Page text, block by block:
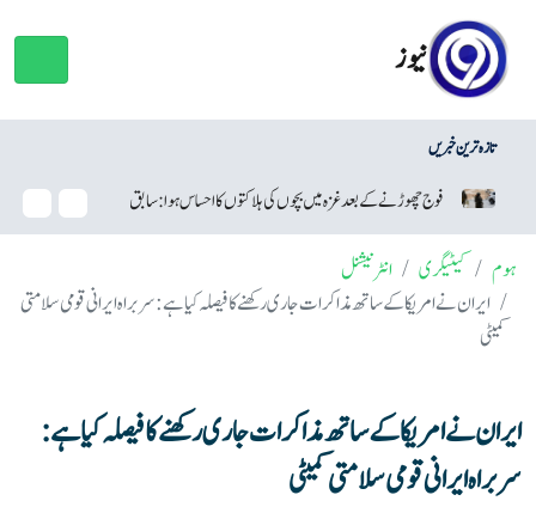
نیوز
تازہ ترین خبریں
فوج چھوڑنے کے بعد غزہ میں بچوں کی ہلاکتوں کا احساس ہوا: سابق اسرائیلی فوجی
ہوم کیٹیگری
انٹرنیشنل
ایران نے امریکا کے ساتھ مذاکرات جاری رکھنے کا فیصلہ کیا ہے: سربراہ ایرانی قومی سلامتی
کمیٹی
ایران نے امریکا کے ساتھ مذاکرات جاری رکھنے کا فیصلہ کیا ہے:
سربراہ ایرانی قومی سلامتی کمیٹی